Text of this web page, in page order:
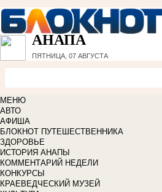
АНАПА
ПЯТНИЦА, 07 АВГУСТА
МЕНЮ
АВТО
АФИША
БЛОКНОТ ПУТЕШЕСТВЕННИКА
ЗДОРОВЬЕ
ИСТОРИЯ АНАПЫ
КОММЕНТАРИЙ НЕДЕЛИ
КОНКУРСЫ
КРАЕВЕДЧЕСКИЙ МУЗЕЙ